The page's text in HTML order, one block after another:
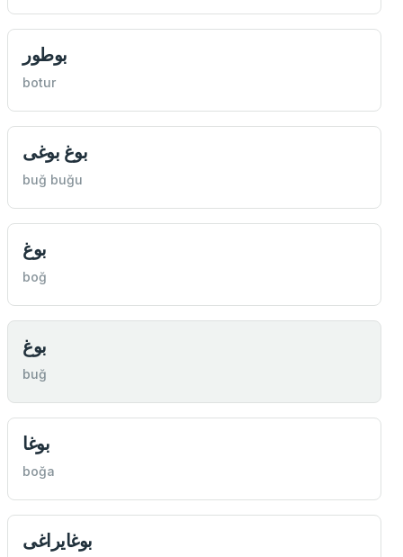
بوطور
botur
بوغ بوغی
buğ buğu
بوغ
boğ
بوغ
buğ
بوغا
boğa
بوغایراغی